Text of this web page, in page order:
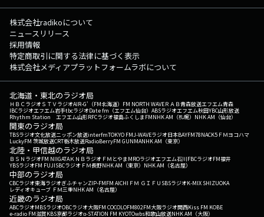
株式会社radikoについて
ニュースリリース
採用情報
特定商取引に関する法律に基づく表示
株式会社メディアプラットフォームラボについて
北海道・東北のラジオ局
ＨＢＣラジオＳＴＶラジオAIR-G'（FM北海道） FM NORTH WAVEＲＡＢ青森放送エフエム青森
IBCラジオエフエム岩手tbcラジオDate fm（エフエム仙台） ABSラジオエフエム秋田YBC山形放送
Rhythm Station エフエム山形RFCラジオ福島ふくしまFMNHK AM（札幌） NHK AM（仙台）
関東のラジオ局
TBSラジオ文化放送ニッポン放送interfmTOKYO FMJ-WAVEラジオ日本BAYFM78NACK5 ＦＭヨコハマ
LuckyFM 茨城放送CRT栃木放送RadioBerryFM GUNMANHK AM（東京）
北陸・甲信越のラジオ局
ＢＳＮラジオFM NIIGATAＫＮＢラジオ ＦＭとやまMROラジオエフエム石川FBCラジオFM福井
YBSラジオFM FUJISBCラジオ ＦＭ長野NHK AM（東京） NHK AM（名古屋）
中部のラジオ局
CBCラジオ東海ラジオぎふチャンZIP-FMFM AICHI ＦＭ ＧＩＦＵ SBSラジオK-MIX SHIZUOKA
レディオキューブ ＦＭ三重NHK AM（名古屋）
近畿のラジオ局
ABCラジオMBSラジオOBCラジオ大阪FM COCOLOFM802FM大阪ラジオ関西Kiss FM KOBE
e-radio FM滋賀KBS京都ラジオα-STATION FM KYOTOwbs和歌山放送NHK AM（大阪）